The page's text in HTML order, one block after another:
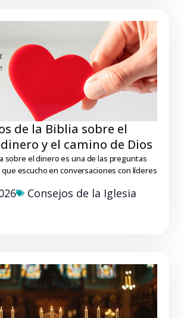
de la Biblia sobre el
y el camino de Dios
sobre el dinero es una de las preguntas
escucho en conversaciones con líderes
Consejos de la Iglesia